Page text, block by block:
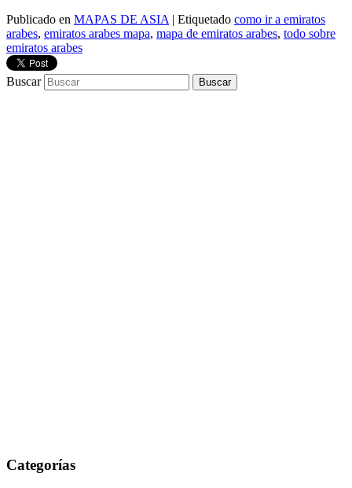
Publicado en MAPAS DE ASIA | Etiquetado como ir a emiratos
arabes, emiratos arabes mapa, mapa de emiratos arabes, todo sobre
emiratos arabes
Buscar
Categorías